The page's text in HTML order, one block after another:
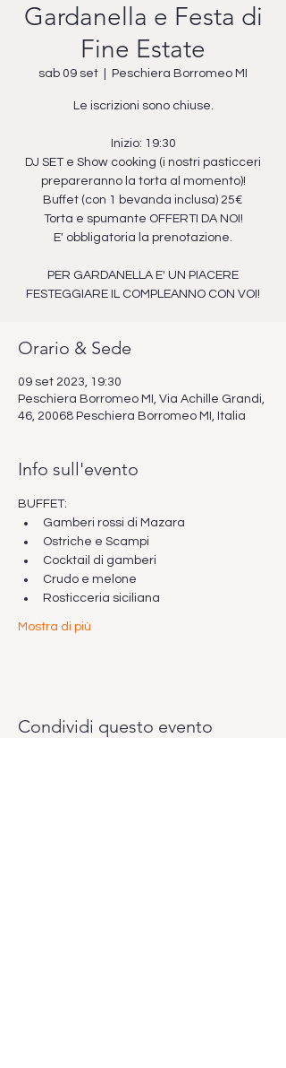
Gardanella e Festa di
Fine Estate
sab 09 set Peschiera Borromeo MI
Le iscrizioni sono chiuse.
Inizio: 19:30
DJ SET e Show cooking (i nostri pasticceri
prepareranno la torta al momento)!
Buffet (con 1 bevanda inclusa) 25€
Torta e spumante OFFERTI DA NOI!
E' obbligatoria la prenotazione.
PER GARDANELLA E' UN PIACERE
FESTEGGIARE IL COMPLEANNO CON VOI!
Orario & Sede
09 set 2023, 19:30
Peschiera Borromeo MI, Via Achille Grandi,
46, 20068 Peschiera Borromeo MI, Italia
Info sull'evento
BUFFET:
Gamberi rossi di Mazara
Ostriche e Scampi
Cocktail di gamberi
Crudo e melone
Rosticceria siciliana
Mostra di più
Condividi questo evento